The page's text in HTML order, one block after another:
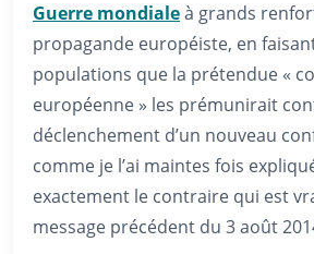
Guerre mondialeà grands
propagande européiste, en
populations que la prétendue «
européenne » les prémunirait
déclenchement d’un nouveau
comme je l’ai maintes fois
exactement le contraire qui est
message précédent du 3 août